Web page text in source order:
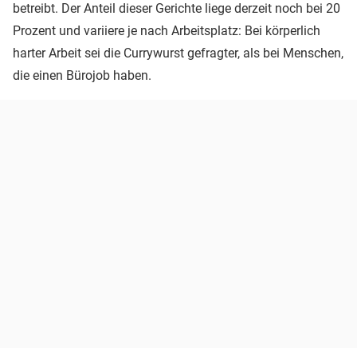
betreibt. Der Anteil dieser Gerichte liege derzeit noch bei 20
Prozent und variiere je nach Arbeitsplatz: Bei körperlich
harter Arbeit sei die Currywurst gefragter, als bei Menschen,
die einen Bürojob haben.